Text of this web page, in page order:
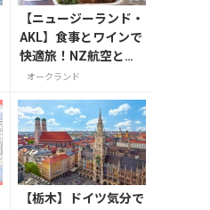
【ニュージーランド・
AKL】食事とワインで
快適旅！NZ航空と入
国情報
オークランド
【栃木】ドイツ気分で